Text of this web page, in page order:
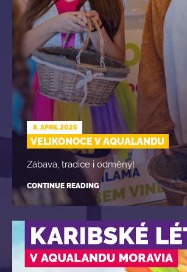
8. APRIL 2025
VELIKONOCE V AQUALANDU
Zábava, tradice i odměny!
CONTINUE READING